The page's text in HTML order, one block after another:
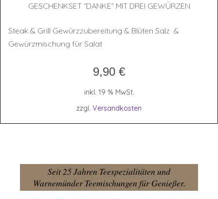
GESCHENK­SET “DAN­KE” MIT DREI GEWÜRZEN
Steak & Grill Gewürzzubereitung & Blüten Salz &
Gewürzmischung für Salat
9,90 €
inkl. 19 % MwSt.
zzgl. Versandkosten
Seit 25 Jahren Teespezialitäten und
Warnemünder Teemischungen für Genießer.